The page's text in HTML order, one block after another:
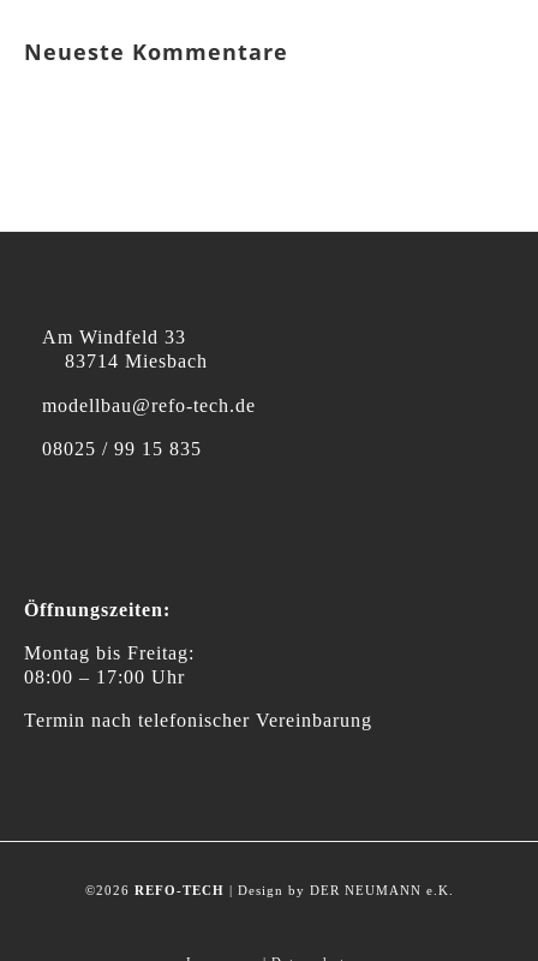
Neueste Kommentare
Am Windfeld 33
83714 Miesbach
modellbau@refo-tech.de
08025 / 99 15 835
Öffnungszeiten:
Montag bis Freitag:
08:00 – 17:00 Uhr
Termin nach telefonischer Vereinbarung
©2026 REFO-TECH | Design by DER NEUMANN e.K.